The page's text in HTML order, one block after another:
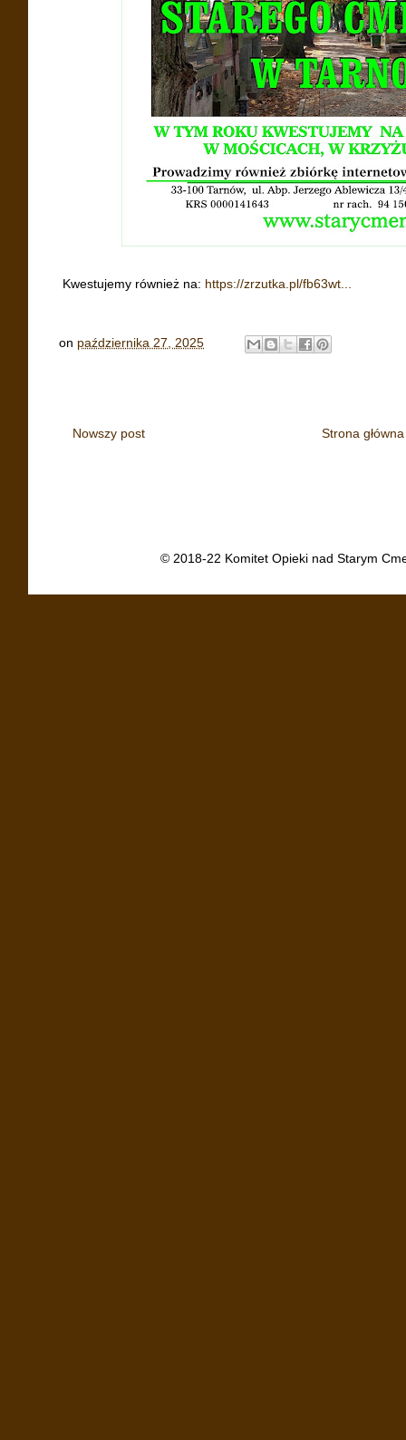
Kwestujemy również na: https://zrzutka.pl/fb63wt...
on października 27, 2025
Nowszy post Strona główna
© 2018-22 Komitet Opieki nad Starym